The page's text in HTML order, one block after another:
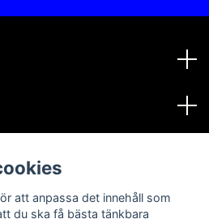
att anpassa det innehåll som
du ska få bästa tänkbara